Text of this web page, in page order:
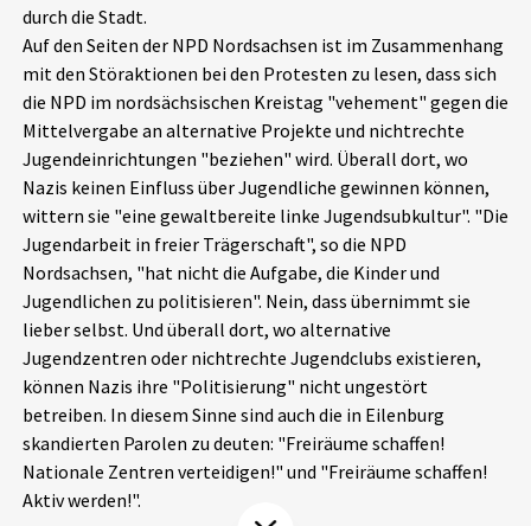
Aktuelles
Alle Beiträge
Veranstaltungen
Pressemitteilungen
Podcasts
Über uns
Projektbeschreibung
Kontakt
Unterstützer_innen
Spenden
chronik.LE in der Presse
durch die Stadt.
Auf den Seiten der NPD Nordsachsen ist im Zusammenhang
mit den Störaktionen bei den Protesten zu lesen, dass sich
die NPD im nordsächsischen Kreistag "vehement" gegen die
Mittelvergabe an alternative Projekte und nichtrechte
Jugendeinrichtungen "beziehen" wird. Überall dort, wo
Nazis keinen Einfluss über Jugendliche gewinnen können,
wittern sie "eine gewaltbereite linke Jugendsubkultur". "Die
Jugendarbeit in freier Trägerschaft", so die NPD
Nordsachsen, "hat nicht die Aufgabe, die Kinder und
Jugendlichen zu politisieren". Nein, dass übernimmt sie
lieber selbst. Und überall dort, wo alternative
Jugendzentren oder nichtrechte Jugendclubs existieren,
können Nazis ihre "Politisierung" nicht ungestört
betreiben. In diesem Sinne sind auch die in Eilenburg
skandierten Parolen zu deuten: "Freiräume schaffen!
Nationale Zentren verteidigen!" und "Freiräume schaffen!
Aktiv werden!".